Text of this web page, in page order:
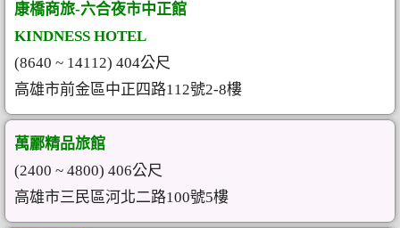
康橋商旅-六合夜市中正館
KINDNESS HOTEL
(8640 ~ 14112) 404公尺
高雄市前金區中正四路112號2-8樓
萬酈精品旅館
(2400 ~ 4800) 406公尺
高雄市三民區河北二路100號5樓